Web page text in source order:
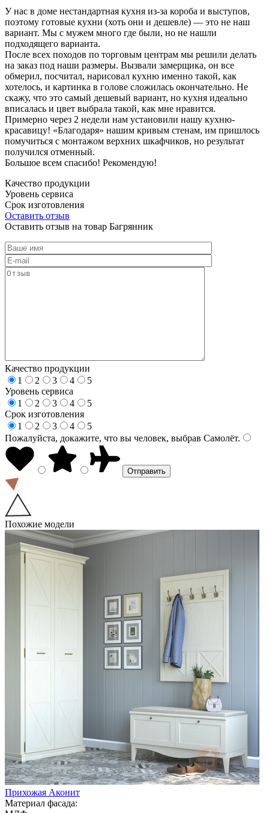
У нас в доме нестандартная кухня из-за короба и выступов,
поэтому готовые кухни (хоть они и дешевле) — это не наш
вариант. Мы с мужем много где были, но не нашли
подходящего варианта.
После всех походов по торговым центрам мы решили делать
на заказ под наши размеры. Вызвали замерщика, он все
обмерил, посчитал, нарисовал кухню именно такой, как
хотелось, и картинка в голове сложилась окончательно. Не
скажу, что это самый дешевый вариант, но кухня идеально
вписалась и цвет выбрала такой, как мне нравится.
Примерно через 2 недели нам установили нашу кухню-
красавицу! «Благодаря» нашим кривым стенам, им пришлось
помучиться с монтажом верхних шкафчиков, но результат
получился отменный.
Большое всем спасибо! Рекомендую!
Качество продукции
Уровень сервиса
Срок изготовления
Оставить отзыв
Оставить отзыв на товар Багрянник
Качество продукции
1
2 3 4
5
Уровень сервиса
1
2 3 4
5
Срок изготовления
1
2 3 4
5
Пожалуйста, докажите, что вы человек, выбрав Самолёт.
Похожие модели
Прихожая Аконит
Материал фасада: